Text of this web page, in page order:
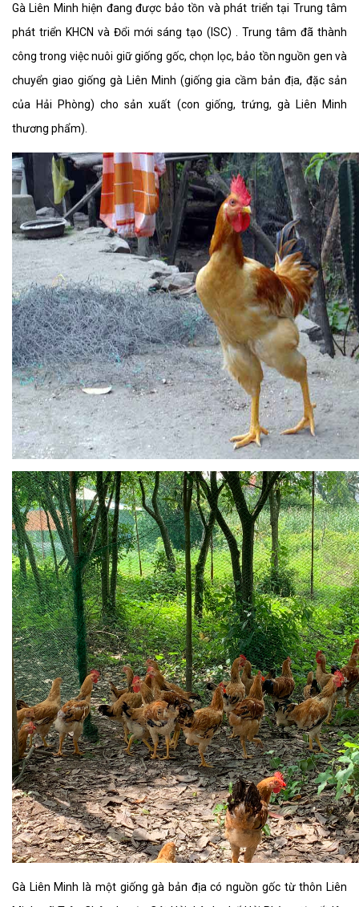
Gà Liên Minh hiện đang được bảo tồn và phát triển tại Trung tâm
phát triển KHCN và Đổi mới sáng tạo (ISC) . Trung tâm đã thành
công trong việc nuôi giữ giống gốc, chọn lọc, bảo tồn nguồn gen và
chuyển giao giống gà Liên Minh (giống gia cầm bản địa, đặc sản
của Hải Phòng) cho sản xuất (con giống, trứng, gà Liên Minh
thương phẩm).
Gà Liên Minh là một giống gà bản địa có nguồn gốc từ thôn Liên